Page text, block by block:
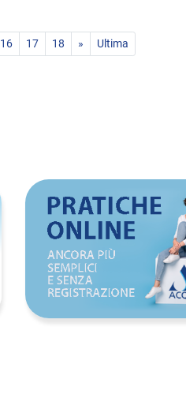
16 17 18 » Ultima